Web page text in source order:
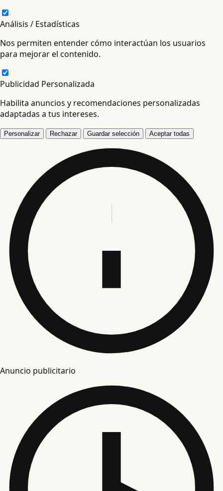
Análisis / Estadísticas
Nos permiten entender cómo interactúan los usuarios
para mejorar el contenido.
Publicidad Personalizada
Habilita anuncios y recomendaciones personalizadas
adaptadas a tus intereses.
Personalizar Rechazar Guardar selección Aceptar todas
Anuncio publicitario